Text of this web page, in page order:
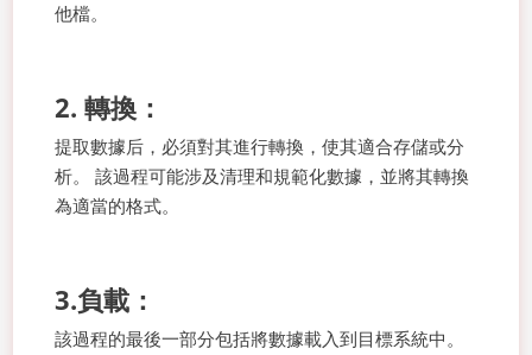
他檔。
2. 轉換：
提取數據后，必須對其進行轉換，使其適合存儲或分
析。 該過程可能涉及清理和規範化數據，並將其轉換
為適當的格式。
3.負載：
該過程的最後一部分包括將數據載入到目標系統中。